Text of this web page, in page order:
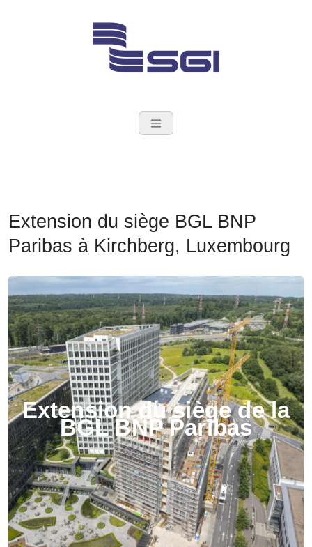
SGI Groupe
Extension du siège BGL BNP
Paribas à Kirchberg, Luxembourg
Extension du siège de la
BGL BNP Paribas